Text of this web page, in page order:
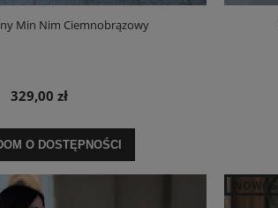
Min Nim Ciemnobrązowy
329,00 zł
O DOSTĘPNOŚCI
NOWOŚĆ